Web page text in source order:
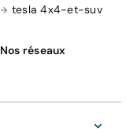
tesla 4x4-et-suv
Nos réseaux